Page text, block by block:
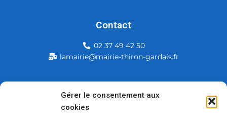
Gérer le consentement aux
cookies
Mairie de Thiron-Gardais
Contact
02 37 49 42 50
lamairie@mairie-thiron-gardais.fr